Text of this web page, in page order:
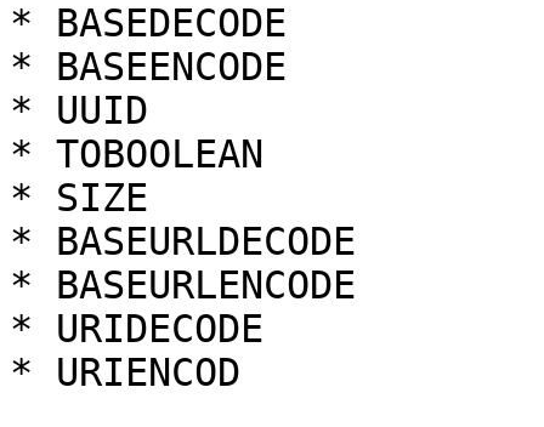
* BASEDECODE
* BASEENCODE
* UUID
* TOBOOLEAN
* SIZE
* BASEURLDECODE
* BASEURLENCODE
* URIDECODE
* URIENCOD